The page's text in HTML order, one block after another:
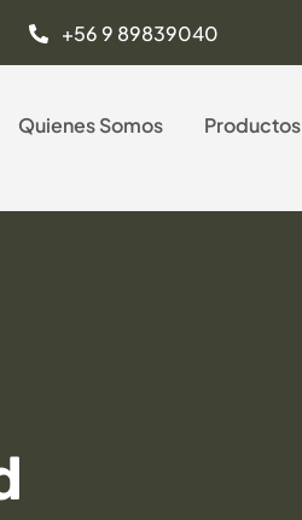
+56 9 89839040
Quienes Somos Productos